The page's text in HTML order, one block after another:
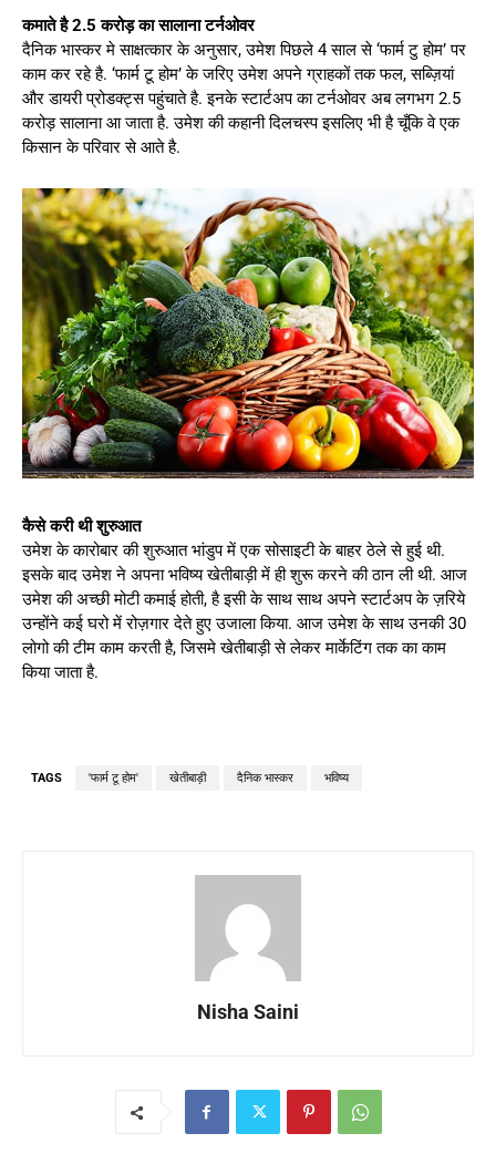
कमाते है 2.5 करोड़ का सालाना टर्नओवर
दैनिक भास्कर मे साक्षत्कार के अनुसार, उमेश पिछले 4 साल से ‘फार्म टु होम’ पर
काम कर रहे है. ‘फार्म टू होम’ के जरिए उमेश अपने ग्राहकों तक फल, सब्ज़ियां
और डायरी प्रोडक्ट्स पहुंचाते है. इनके स्टार्टअप का टर्नओवर अब लगभग 2.5
करोड़ सालाना आ जाता है. उमेश की कहानी दिलचस्प इसलिए भी है चूँकि वे एक
किसान के परिवार से आते है.
कैसे करी थी शुरुआत
उमेश के कारोबार की शुरुआत भांडुप में एक सोसाइटी के बाहर ठेले से हुई थी.
इसके बाद उमेश ने अपना भविष्य खेतीबाड़ी में ही शुरू करने की ठान ली थी. आज
उमेश की अच्छी मोटी कमाई होती, है इसी के साथ साथ अपने स्टार्टअप के ज़रिये
उन्होंने कई घरो में रोज़गार देते हुए उजाला किया. आज उमेश के साथ उनकी 30
लोगो की टीम काम करती है, जिसमे खेतीबाड़ी से लेकर मार्केटिंग तक का काम
किया जाता है.
TAGS 'फार्म टू होम' खेतीबाड़ी दैनिक भास्कर भविष्य
Nisha Saini